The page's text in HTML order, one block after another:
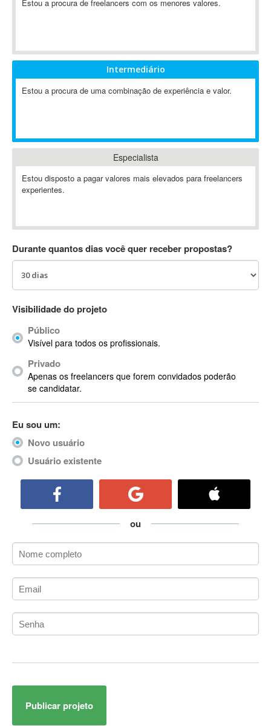
AAUS Scientific Diver
Abaqus
ABIS
Ableton Push
Abstract
Abstract Window Toolkit (AWT)
Absynth
AC3
AccountMate
ACDSee
ACID Pro
ACPI
Acrobat X
ACT
Actian
Actimize
ActionScript 3
Active Directory
ActiveCollab
ActiveX
ActiveX Data Objects (ADO)
Ada
Adianti Framework
ADK
Administração
Administração de Artistas e Repertórios
Administração de Redes
Administração PostgreSQL
ADO.NET Entity Framework
Estou a procura de freelancers com os menores valores.
Intermediário
Estou a procura de uma combinação de experiência e valor.
Especialista
Estou disposto a pagar valores mais elevados para freelancers
experientes.
Durante quantos dias você quer receber propostas?
Visibilidade do projeto
Público
Visível para todos os profissionais.
Privado
Apenas os freelancers que forem convidados poderão
se candidatar.
Eu sou um:
Novo usuário
Usuário existente
ou
Publicar projeto